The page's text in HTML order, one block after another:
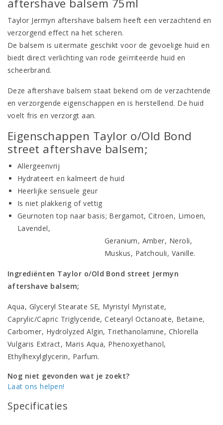
aftershave balsem 75ml
Taylor Jermyn aftershave balsem heeft een verzachtend en
verzorgend effect na het scheren.
De balsem is uitermate geschikt voor de gevoelige huid en
biedt direct verlichting van rode geïrriteerde huid en
scheerbrand.
Deze aftershave balsem staat bekend om de verzachtende
en verzorgende eigenschappen en is herstellend. De huid
voelt fris en verzorgt aan.
Eigenschappen Taylor o/Old Bond
street aftershave balsem;
Allergeenvrij
Hydrateert en kalmeert de huid
Heerlijke sensuele geur
Is niet plakkerig of vettig
Geurnoten top naar basis; Bergamot, Citroen, Limoen,
Lavendel,
Geranium, Amber, Neroli,
Muskus, Patchouli, Vanille.
Ingrediënten Taylor o/Old Bond street Jermyn
aftershave balsem;
Aqua, Glyceryl Stearate SE, Myristyl Myristate,
Caprylic/Capric Triglyceride, Cetearyl Octanoate, Betaine,
Carbomer, Hydrolyzed Algin, Triethanolamine, Chlorella
Vulgaris Extract, Maris Aqua, Phenoxyethanol,
Ethylhexylglycerin, Parfum.
Nog niet gevonden wat je zoekt?
Laat ons helpen!
Specificaties